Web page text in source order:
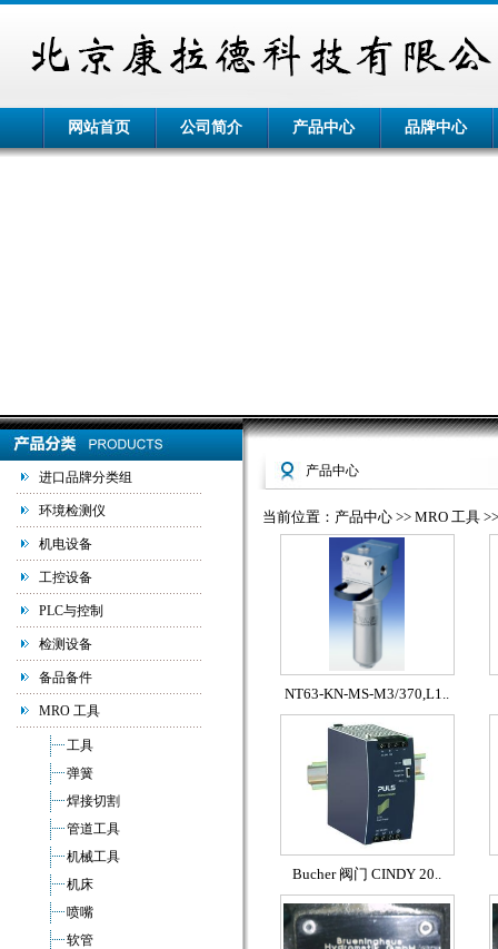
网站首页 公司简介 产品中心 品牌中心
进口品牌分类组
环境检测仪
机电设备
工控设备
PLC与控制
检测设备
备品备件
MRO 工具
工具
弹簧
焊接切割
管道工具
机械工具
机床
喷嘴
软管
产品中心
当前位置：产品中心 >> MRO 工具
NT63-KN-MS-M3/370,L1..
Bucher 阀门 CINDY 20..